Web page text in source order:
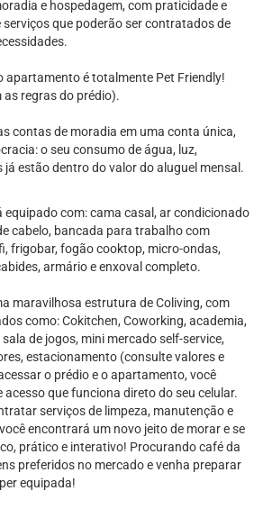
e hospedagem, com praticidade e
que poderão ser contratados de
apartamento é totalmente Pet Friendly!
regras do prédio).
contas de moradia em uma conta única,
o seu consumo de água, luz,
estão dentro do valor do aluguel mensal.
equipado com: cama casal, ar condicionado
cabelo, bancada para trabalho com
frigobar, fogão cooktop, micro-ondas,
armário e enxoval completo.
maravilhosa estrutura de Coliving, com
como: Cokitchen, Coworking, academia,
de jogos, mini mercado self-service,
estacionamento (consulte valores e
o prédio e o apartamento, você
acesso que funciona direto do seu celular.
serviços de limpeza, manutenção e
encontrará um novo jeito de morar e se
prático e interativo! Procurando café da
preferidos no mercado e venha preparar
equipada!